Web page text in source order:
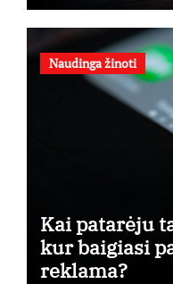
Naudinga žinoti
Kai patarėju
kur baigiasi
reklama?